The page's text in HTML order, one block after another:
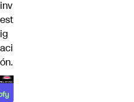
inv
est
ig
aci
ón.